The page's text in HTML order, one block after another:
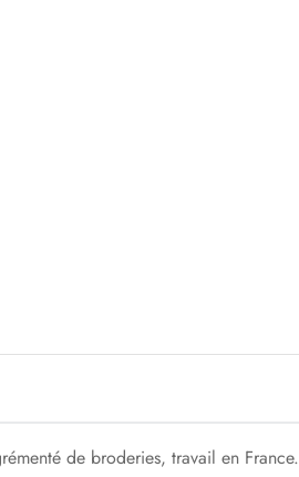
de broderies, travail en France.